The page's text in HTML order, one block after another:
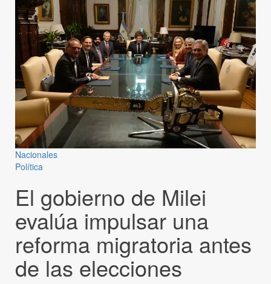
Nacionales
Política
El gobierno de Milei
evalúa impulsar una
reforma migratoria antes
de las elecciones